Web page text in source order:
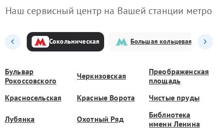
Наш сервисный центр на Вашей станции метро
Сокольническая Большая кольцевая
Бульвар
Рокоссовского
Черкизовская
Преображенская
площадь
Красносельская
Красные Ворота Чистые пруды
Лубянка Охотный Ряд
Библиотека
имени Ленина